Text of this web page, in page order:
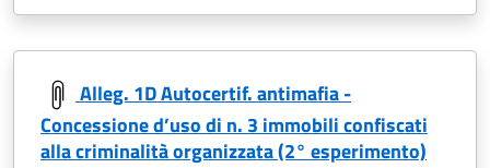
Alleg. 1D Autocertif. antimafia -
Concessione d’uso di n. 3 immobili confiscati
alla criminalità organizzata (2° esperimento)